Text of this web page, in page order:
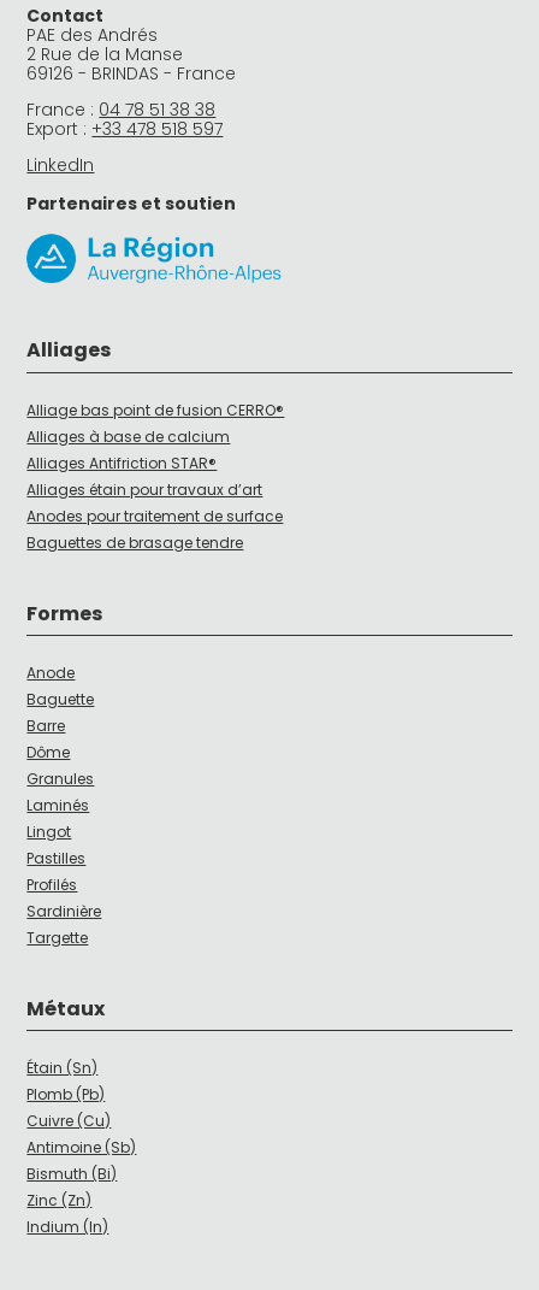
Contact
PAE des Andrés
2 Rue de la Manse
69126 - BRINDAS - France
France : 04 78 51 38 38
Export : +33 478 518 597
LinkedIn
Partenaires et soutien
Alliages
Alliage bas point de fusion CERRO®
Alliages à base de calcium
Alliages Antifriction STAR®
Alliages étain pour travaux d’art
Anodes pour traitement de surface
Baguettes de brasage tendre
Formes
Anode
Baguette
Barre
Dôme
Granules
Laminés
Lingot
Pastilles
Profilés
Sardinière
Targette
Métaux
Étain (Sn)
Plomb (Pb)
Cuivre (Cu)
Antimoine (Sb)
Bismuth (Bi)
Zinc (Zn)
Indium (In)